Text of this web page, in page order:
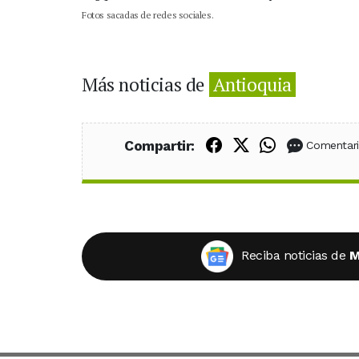
Fotos sacadas de redes sociales.
Más noticias de Antioquia
Compartir: Compartir en
Compartir en
Compartir
Reciba noticias de